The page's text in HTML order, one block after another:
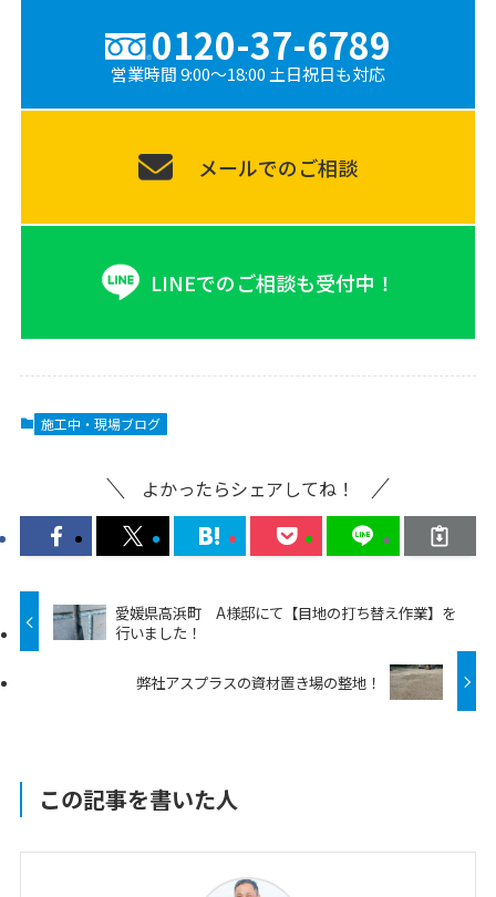
0120-37-6789
営業時間 9:00〜18:00 土日祝日も対応
メールでのご相談
LINEでのご相談も受付中！
施工中・現場ブログ
よかったらシェアしてね！
愛媛県高浜町 A様邸にて【目地の打ち替え作業】を
行いました！
弊社アスプラスの資材置き場の整地！
この記事を書いた人